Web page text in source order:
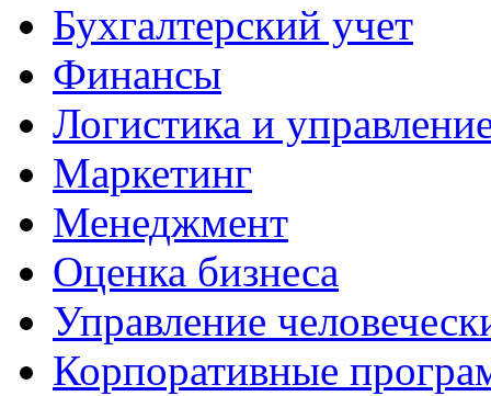
Бухгалтерский учет
Финансы
Логистика и
Маркетинг
Менеджмент
Оценка бизнеса
Управление
Корпоративные